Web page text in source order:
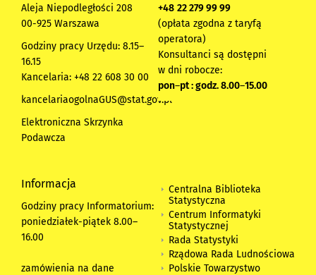
Aleja Niepodległości 208
00-925 Warszawa
Godziny pracy Urzędu: 8.15–
16.15
Kancelaria: +48 22 608 30 00
kancelariaogolnaGUS@stat.gov.pl
Elektroniczna Skrzynka
Podawcza
+48 22 279 99 99
(opłata zgodna z taryfą
operatora)
Konsultanci są dostępni
w dni robocze:
pon–pt : godz. 8.00–15.00
Informacja
Godziny pracy Informatorium:
poniedziałek-piątek 8.00–
16.00
zamówienia na dane
Centralna Biblioteka
Statystyczna
Centrum Informatyki
Statystycznej
Rada Statystyki
Rządowa Rada Ludnościowa
Polskie Towarzystwo